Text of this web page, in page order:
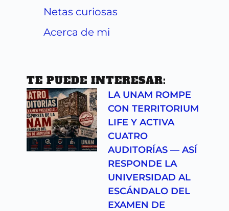
Netas curiosas
Acerca de mi
TE PUEDE INTERESAR:
LA UNAM ROMPE
CON TERRITORIUM
LIFE Y ACTIVA
CUATRO
AUDITORÍAS — ASÍ
RESPONDE LA
UNIVERSIDAD AL
ESCÁNDALO DEL
EXAMEN DE